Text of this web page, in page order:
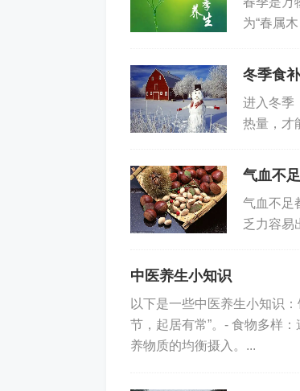
为“春属
冬季食
进入冬季
热量，才
气血不
气血不足
乏力容易
中医养生小知识
以下是一些中医养生小知识
节，起居有常”。- 食物多样
养物质的均衡摄入。...